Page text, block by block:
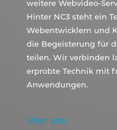
weitere Webvideo-
Hinter NC3 steht ein
Webentwicklern und
die Begeisterung für
teilen. Wir verbinden
erprobte Technik mit
Anwendungen.
Über uns